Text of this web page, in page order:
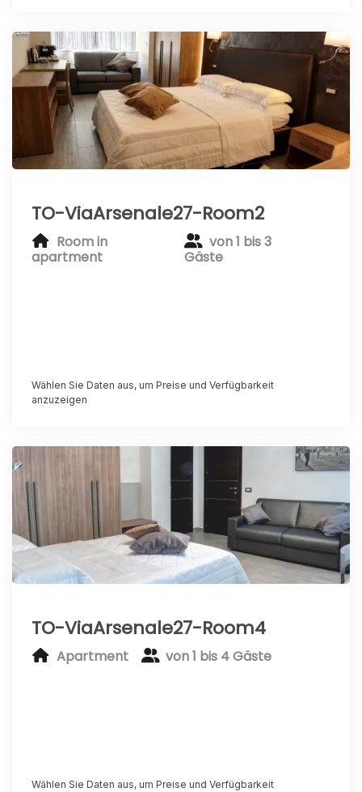
TO-ViaArsenale27-Room2
Room in
apartment
von 1 bis 3
Gäste
Wählen Sie Daten aus, um Preise und Verfügbarkeit
anzuzeigen
TO-ViaArsenale27-Room4
Apartment von 1 bis 4 Gäste
Wählen Sie Daten aus, um Preise und Verfügbarkeit